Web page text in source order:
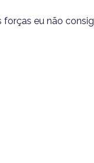
forças eu não